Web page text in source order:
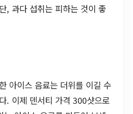
, 과다 섭취는 피하는 것이 좋
아이스 음료는 더위를 이길 수
. 이제 덴서티 가격 300샷으로